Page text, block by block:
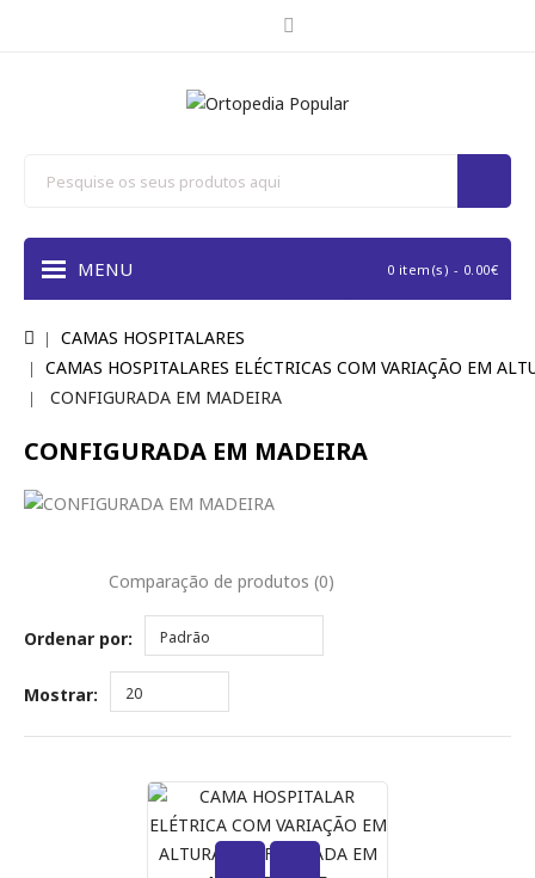
0 item(s) - 0.00€
MENU
CAMAS HOSPITALARES
CAMAS HOSPITALARES ELÉCTRICAS COM VARIAÇÃO EM
CONFIGURADA EM MADEIRA
CONFIGURADA EM MADEIRA
Comparação de produtos (0)
Ordenar por: Padrão
Mostrar: 20